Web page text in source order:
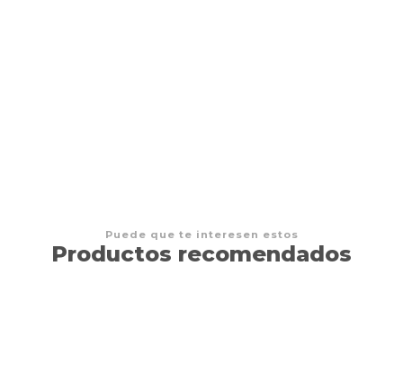
Puede que te interesen estos
Productos recomendados